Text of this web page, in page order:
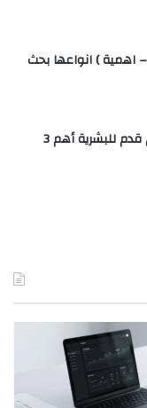
اهمية ) انواعها بحث
نيكولا تسلا المخترع الذي قدم للبشرية أهم 3